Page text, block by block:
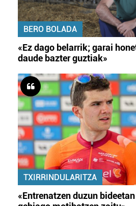
BERO BOLADA
«Ez dago belarrik; garai
daude bazter guztiak»
TXIRRINDULARITZA
«Entrenatzen duzun